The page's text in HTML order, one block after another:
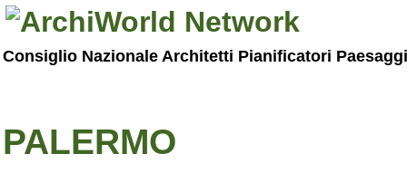
Consiglio Nazionale Architetti Pianificatori
PALERMO